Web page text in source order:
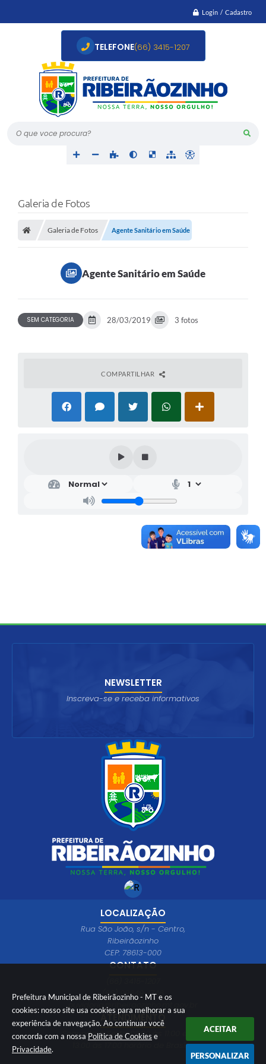
Prefeitura Municipal de Ribeirãozinho - MT e os
cookies: nosso site usa cookies para melhorar a sua
experiência de navegação. Ao continuar você
concorda com a nossa Política de Cookies e
Privacidade.
ACEITAR
PERSONALIZAR
Login / Cadastro
O que voce procura?
TELEFONE(66) 3415-1207
Galeria de Fotos
Galeria de Fotos Agente Sanitário em Saúde
Agente Sanitário em Saúde
SEM CATEGORIA 28/03/2019 3 fotos
COMPARTILHAR
LOCALIZAÇÃO
Rua São João, s/n - Centro,
Ribeirãozinho
CEP: 78613-000
CONTATO
(66) 99649-1746
ouvidoria@ribeiraozinho.mt.gov.br
ATENDIMENTO
Segunda à Sexta 08:00 às 11:00 e das
13:00 às 17:00 horário de Brasília
NEWSLETTER
Inscreva-se e receba informativos